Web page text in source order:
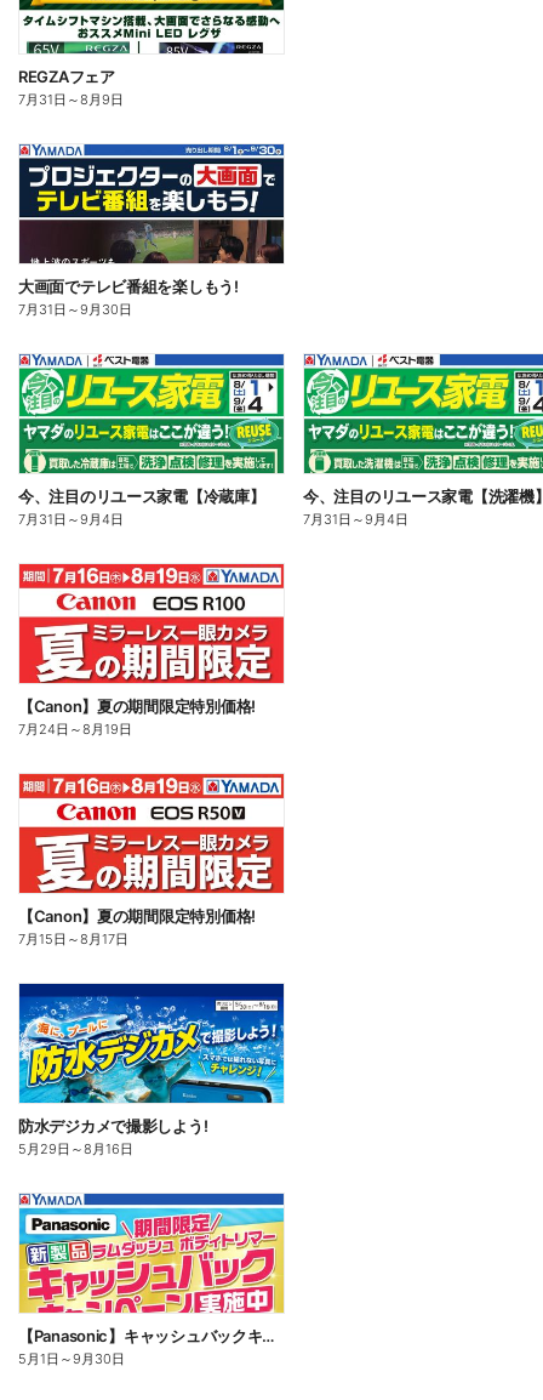
REGZAフェア
7月31日 ～8月9日
大画面でテレビ番組を楽しもう!
7月31日 ～9月30日
今、注目のリユース家電【冷蔵庫】
7月31日 ～9月4日
今、注目のリユース家電【洗濯機
7月31日 ～9月4日
【Canon】夏の期間限定特別価格!
7月24日 ～8月19日
【Canon】夏の期間限定特別価格!
7月15日 ～8月17日
防水デジカメで撮影しよう!
5月29日 ～8月16日
【Panasonic】キャッシュバックキャンペーン
5月1日 ～9月30日